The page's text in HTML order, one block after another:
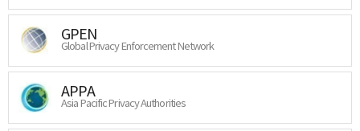
GPEN
Global Privacy Enforcement Network
APPA
Asia Pacific Privacy Authorities